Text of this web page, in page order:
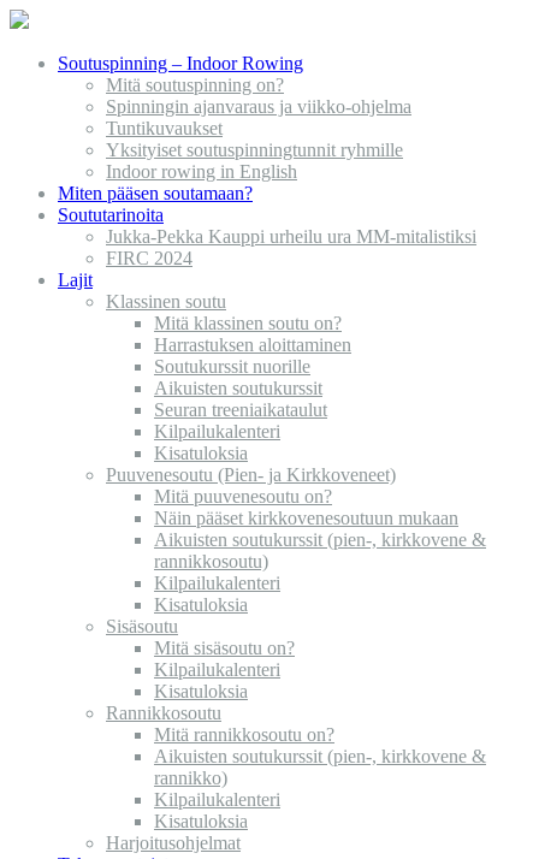
Soutuspinning – Indoor Rowing
Mitä soutuspinning on?
Spinningin ajanvaraus ja viikko-ohjelma
Tuntikuvaukset
Yksityiset soutuspinningtunnit ryhmille
Indoor rowing in English
Miten pääsen soutamaan?
Soututarinoita
Jukka-Pekka Kauppi urheilu ura MM-mitalistiksi
FIRC 2024
Lajit
Klassinen soutu
Mitä klassinen soutu on?
Harrastuksen aloittaminen
Soutukurssit nuorille
Aikuisten soutukurssit
Seuran treeniaikataulut
Kilpailukalenteri
Kisatuloksia
Puuvenesoutu (Pien- ja Kirkkoveneet)
Mitä puuvenesoutu on?
Näin pääset kirkkovenesoutuun mukaan
Aikuisten soutukurssit (pien-, kirkkovene &
rannikkosoutu)
Kilpailukalenteri
Kisatuloksia
Sisäsoutu
Mitä sisäsoutu on?
Kilpailukalenteri
Kisatuloksia
Rannikkosoutu
Mitä rannikkosoutu on?
Aikuisten soutukurssit (pien-, kirkkovene &
rannikko)
Kilpailukalenteri
Kisatuloksia
Harjoitusohjelmat